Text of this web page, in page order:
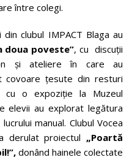
între colegi.
clubul IMPACT Blaga au
doua poveste”, cu discuții
și ateliere în care au
covoare țesute din resturi
cu o expoziție la Muzeul
elevii au explorat legătura
manual. Clubul Vocea
derulat proiectul „Poartă
donând hainele colectate